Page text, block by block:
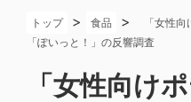
トップ > 食品 >
「女性
「ぽいっと！」の反響調査
「女性向け